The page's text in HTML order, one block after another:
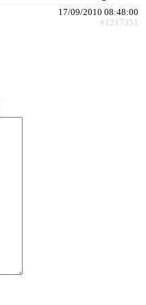
17/09/2010 08:48:00
#1217351